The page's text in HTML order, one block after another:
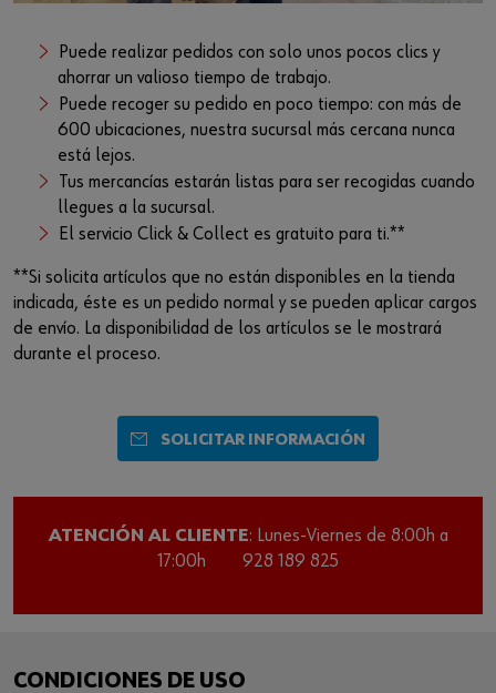
Puede realizar pedidos con solo unos pocos clics y
ahorrar un valioso tiempo de trabajo.
Puede recoger su pedido en poco tiempo: con más de
600 ubicaciones, nuestra sucursal más cercana nunca
está lejos.
Tus mercancías estarán listas para ser recogidas cuando
llegues a la sucursal.
El servicio Click & Collect es gratuito para ti.**
**Si solicita artículos que no están disponibles en la tienda
indicada, éste es un pedido normal y se pueden aplicar cargos
de envío. La disponibilidad de los artículos se le mostrará
durante el proceso.
SOLICITAR INFORMACIÓN
ATENCIÓN AL CLIENTE: Lunes-Viernes de 8:00h a
17:00h
928 189 825
CONDICIONES DE USO